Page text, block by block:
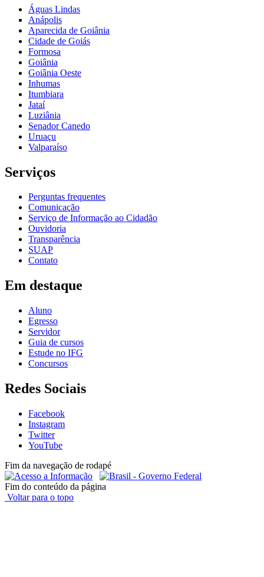
Águas Lindas
Anápolis
Aparecida de Goiânia
Cidade de Goiás
Formosa
Goiânia
Goiânia Oeste
Inhumas
Itumbiara
Jataí
Luziânia
Senador Canedo
Uruaçu
Valparaíso
Serviços
Perguntas frequentes
Comunicação
Serviço de Informação ao Cidadão
Ouvidoria
Transparência
SUAP
Contato
Em destaque
Aluno
Egresso
Servidor
Guia de cursos
Estude no IFG
Concursos
Redes Sociais
Facebook
Instagram
Twitter
YouTube
Fim da navegação de rodapé
Fim do conteúdo da página
Voltar para o topo